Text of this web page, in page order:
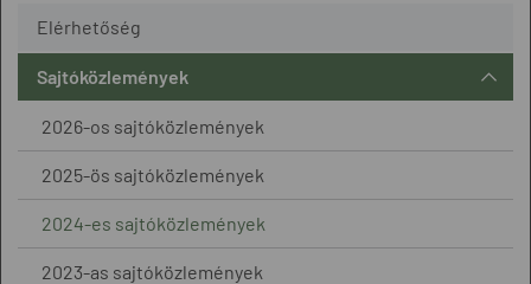
Elérhetőség
Sajtóközlemények
2026-os sajtóközlemények
2025-ös sajtóközlemények
2024-es sajtóközlemények
2023-as sajtóközlemények